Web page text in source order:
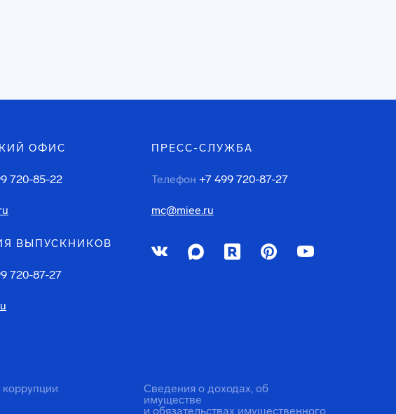
ОФИС
720-85-22
ВЫПУСКНИКОВ
720-87-27
ПРЕСС-СЛУЖБА
Телефон +7 499 720-87-27
mc@miee.ru
Сведения о доходах, об
имуществе
и обязательствах имущественного